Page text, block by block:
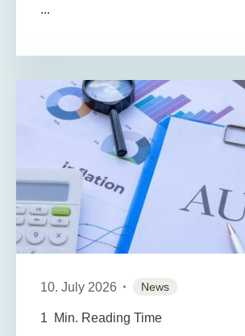
...
10. July 2026 News
1 Min. Reading Time